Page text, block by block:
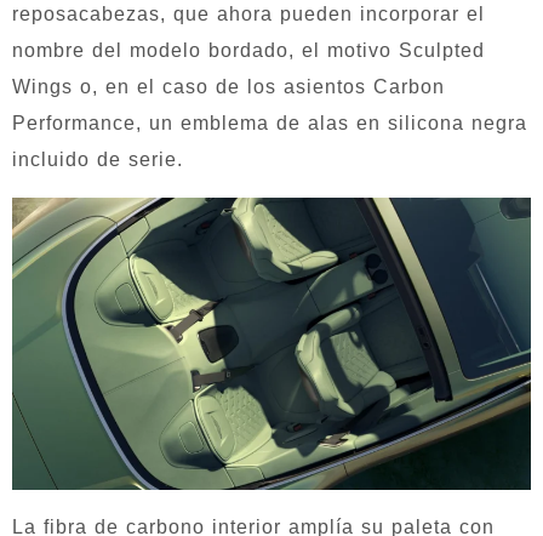
reposacabezas, que ahora pueden incorporar el
nombre del modelo bordado, el motivo Sculpted
Wings o, en el caso de los asientos Carbon
Performance, un emblema de alas en silicona negra
incluido de serie.
La fibra de carbono interior amplía su paleta con